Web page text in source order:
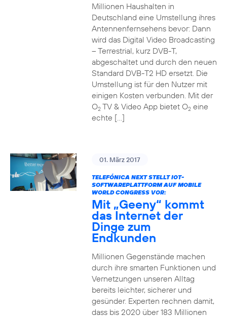
Millionen Haushalten in
Deutschland eine Umstellung ihres
Antennenfernsehens bevor: Dann
wird das Digital Video Broadcasting
– Terrestrial, kurz DVB-T,
abgeschaltet und durch den neuen
Standard DVB-T2 HD ersetzt. Die
Umstellung ist für den Nutzer mit
einigen Kosten verbunden. Mit der
O2TV & Video App bietet O2eine
echte […]
01. März 2017
TELEFÓNICA NEXT STELLT IOT-
SOFTWAREPLATTFORM AUF MOBILE
WORLD CONGRESS VOR:
Mit „Geeny“ kommt
das Internet der
Dinge zum
Endkunden
Millionen Gegenstände machen
durch ihre smarten Funktionen und
Vernetzungen unseren Alltag
bereits leichter, sicherer und
gesünder. Experten rechnen damit,
dass bis 2020 über 183 Millionen